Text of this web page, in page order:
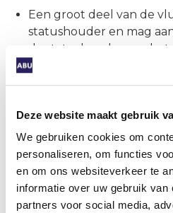
Deze website maakt gebruik
We gebruiken cookies om
personaliseren, om functies
en om ons websiteverkeer te
informatie over uw gebruik van
partners voor social media,
Een groot deel van de
statushouder en mag
de statushouder aan het
de integratie.
Cedris, NRTO en Oval:
Deel dit artikel